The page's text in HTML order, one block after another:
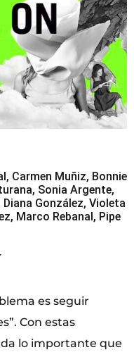
Carmen Muñiz, Bonnie
Sonia Argente,
González, Violeta
Marco Rebanal, Pipe
es seguir
Con estas
lo importante que